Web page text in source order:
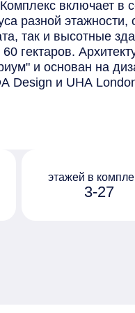
включает в
разной
так и высотные
гектаров.
и основан на
Design и UHA
- квартиры с
парк "Зелёная
через весь
пространство
3-27
этажей в